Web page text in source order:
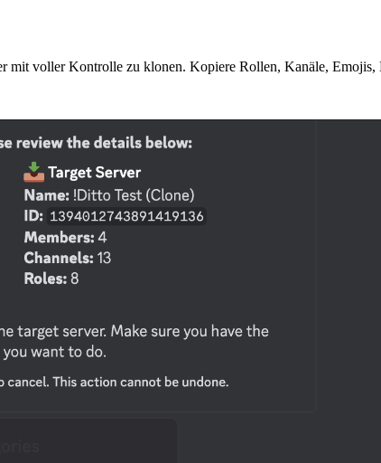
mit voller Kontrolle zu klonen. Kopiere Rollen, Kanäle, Emojis,